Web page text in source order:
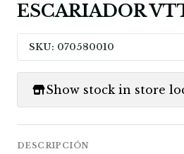
ESCARIADOR
SKU: 070580010
Show stock in store
DESCRIPCIÓN